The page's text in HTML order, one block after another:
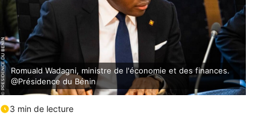
Romuald Wadagni, ministre de l'économie et des finances.
@Présidence du Bénin
3 min de lecture